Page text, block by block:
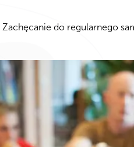
Zachęcanie do regularnego